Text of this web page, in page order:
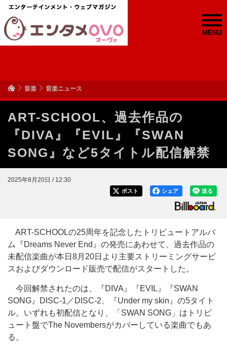
MENU
音楽 音楽ニュース
ART-SCHOOL、過去作品の
『DIVA』『EVIL』『SWAN
SONG』など5タイトル配信解禁
2025年8月20日 / 12:30
送る
シェア
ポスト
ART-SCHOOLの25周年を記念したトリビュートアルバ
ム『Dreams Never End』の発売にあわせて、過去作品の
未配信楽曲が本日8月20日より主要ストリーミングサービ
スおよびダウンロード販売で配信がスタートした。
今回解禁されたのは、『DIVA』『EVIL』『SWAN
SONG』DISC-1／DISC-2、『Under my skin』の5タイト
ル。いずれも初配信となり、「SWAN SONG」はトリビ
ュート盤でThe Novembersがカバーしている楽曲でもあ
る。